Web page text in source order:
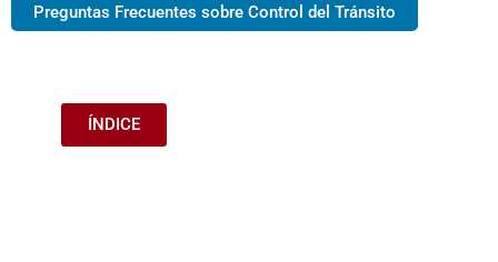
Preguntas Frecuentes sobre Control del Tránsito
ÍNDICE